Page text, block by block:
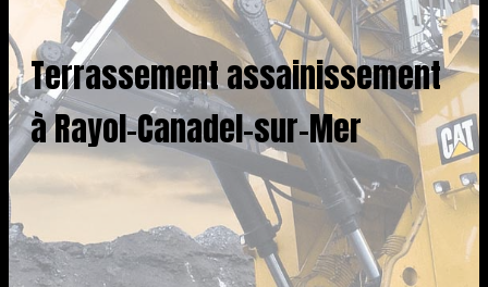
Terrassement assainissement
à Rayol-Canadel-sur-Mer